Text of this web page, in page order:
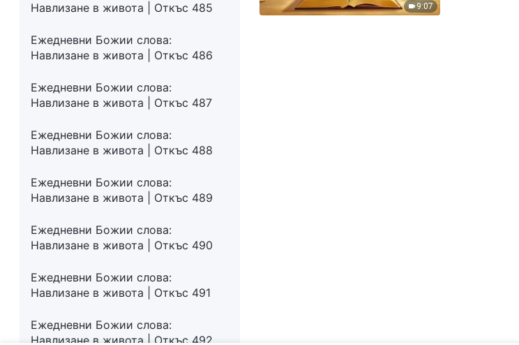
Навлизане в живота | Откъс 485
Ежедневни Божии слова:
Навлизане в живота | Откъс 486
Ежедневни Божии слова:
Навлизане в живота | Откъс 487
Ежедневни Божии слова:
Навлизане в живота | Откъс 488
Ежедневни Божии слова:
Навлизане в живота | Откъс 489
Ежедневни Божии слова:
Навлизане в живота | Откъс 490
Ежедневни Божии слова:
Навлизане в живота | Откъс 491
Ежедневни Божии слова:
Навлизане в живота | Откъс 492
9:07